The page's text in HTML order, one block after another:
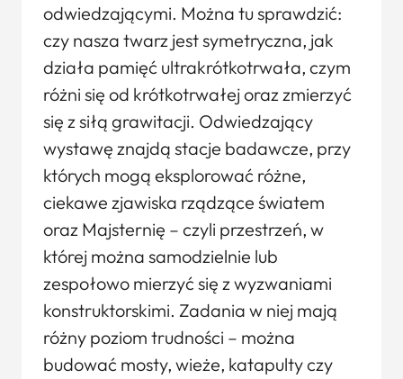
odwiedzającymi. Można tu sprawdzić:
czy nasza twarz jest symetryczna, jak
działa pamięć ultrakrótkotrwała, czym
różni się od krótkotrwałej oraz zmierzyć
się z siłą grawitacji. Odwiedzający
wystawę znajdą stacje badawcze, przy
których mogą eksplorować różne,
ciekawe zjawiska rządzące światem
oraz Majsternię – czyli przestrzeń, w
której można samodzielnie lub
zespołowo mierzyć się z wyzwaniami
konstruktorskimi. Zadania w niej mają
różny poziom trudności – można
budować mosty, wieże, katapulty czy